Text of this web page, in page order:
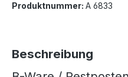
Produktnummer: A 6833
Beschreibung